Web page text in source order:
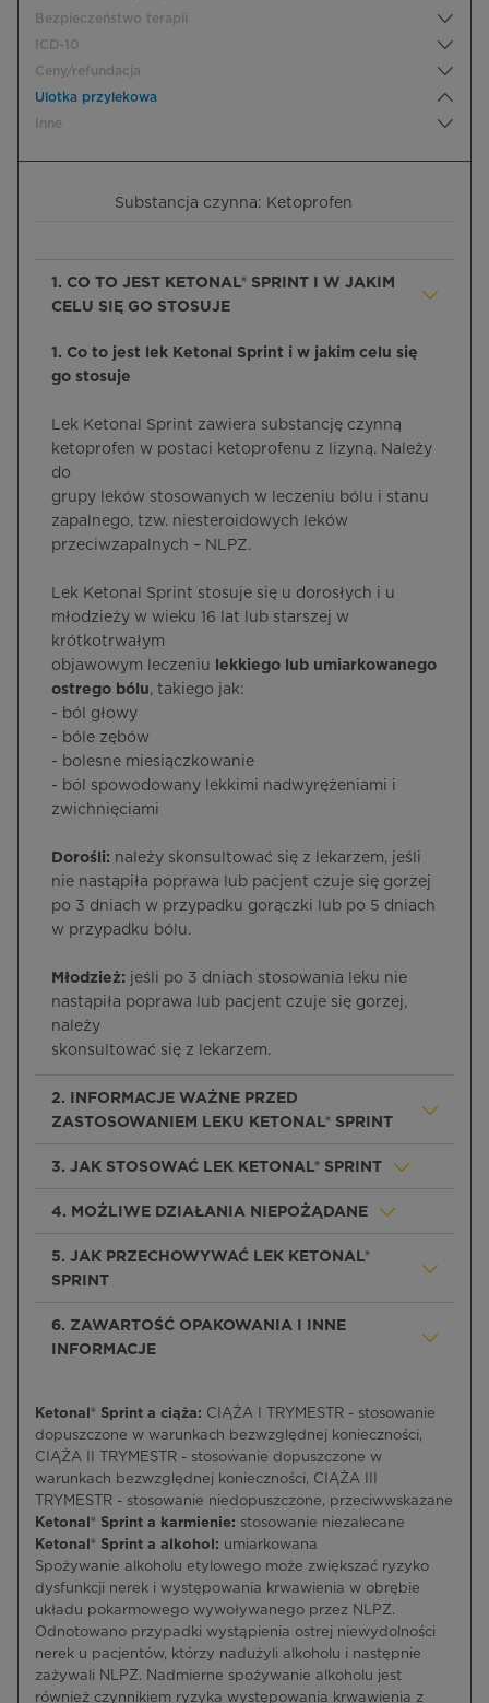
Bezpieczeństwo terapii
ICD-10
Ceny/refundacja
Ulotka przylekowa
Inne
Substancja czynna: Ketoprofen
1. CO TO JEST KETONAL® SPRINT I W JAKIM
CELU SIĘ GO STOSUJE
1. Co to jest lek Ketonal Sprint i w jakim celu się
go stosuje
Lek Ketonal Sprint zawiera substancję czynną
ketoprofen w postaci ketoprofenu z lizyną. Należy
do
grupy leków stosowanych w leczeniu bólu i stanu
zapalnego, tzw. niesteroidowych leków
przeciwzapalnych – NLPZ.
Lek Ketonal Sprint stosuje się u dorosłych i u
młodzieży w wieku 16 lat lub starszej w
krótkotrwałym
objawowym leczeniu
lekkiego lub umiarkowanego
ostrego bólu, takiego jak:
- ból głowy
- bóle zębów
- bolesne miesiączkowanie
- ból spowodowany lekkimi nadwyrężeniami i
zwichnięciami
Dorośli: należy skonsultować się z lekarzem, jeśli
nie nastąpiła poprawa lub pacjent czuje się gorzej
po 3 dniach w przypadku gorączki lub po 5 dniach
w przypadku bólu.
Młodzież: jeśli po 3 dniach stosowania leku nie
nastąpiła poprawa lub pacjent czuje się gorzej,
należy
skonsultować się z lekarzem.
2. INFORMACJE WAŻNE PRZED
ZASTOSOWANIEM LEKU KETONAL® SPRINT
3. JAK STOSOWAĆ LEK KETONAL® SPRINT
4. MOŻLIWE DZIAŁANIA NIEPOŻĄDANE
5. JAK PRZECHOWYWAĆ LEK KETONAL®
SPRINT
6. ZAWARTOŚĆ OPAKOWANIA I INNE
INFORMACJE
Ketonal® Sprint a ciąża: CIĄŻA I TRYMESTR - stosowanie
dopuszczone w warunkach bezwzględnej konieczności,
CIĄŻA II TRYMESTR - stosowanie dopuszczone w
warunkach bezwzględnej konieczności, CIĄŻA III
TRYMESTR - stosowanie niedopuszczone, przeciwwskazane
Ketonal® Sprint a karmienie: stosowanie niezalecane
Ketonal® Sprint a alkohol: umiarkowana
Spożywanie alkoholu etylowego może zwiększać ryzyko
dysfunkcji nerek i występowania krwawienia w obrębie
układu pokarmowego wywoływanego przez NLPZ.
Odnotowano przypadki wystąpienia ostrej niewydolności
nerek u pacjentów, którzy nadużyli alkoholu i następnie
zażywali NLPZ. Nadmierne spożywanie alkoholu jest
również czynnikiem ryzyka występowania krwawienia z